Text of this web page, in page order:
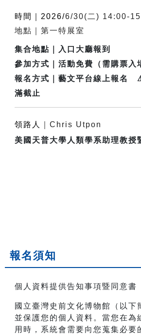
時間｜2026/6/30(二) 14:00-
地點｜第一特展室
集合地點｜入口大廳報到
參加方式｜活動免費（需購票入
報名方式｜藝文平台線上報名
滿截止
領路人
Chris Utpon
美國天普大學人類學系助理教授
報名須知
個人資料提供告知事項暨同意書
國立臺灣史前文化博物館（以下
並保護您的個人資料。當您在為
用時，系統會需要向您蒐集必要